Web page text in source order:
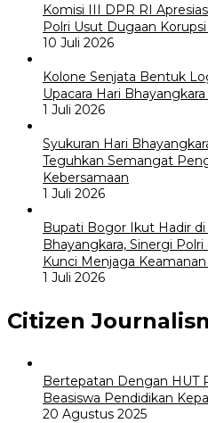
Komisi III DPR RI
Polri Usut Dugaan
10 Juli 2026
Kolone Senjata Bentuk
Upacara Hari
1 Juli 2026
Syukuran Hari
Teguhkan Semangat
Kebersamaan
1 Juli 2026
Bupati Bogor Ikut Hadir
Bhayangkara, Sinergi
Kunci Menjaga
1 Juli 2026
Citizen
Bertepatan Dengan HUT
Beasiswa Pendidikan
20 Agustus 2025